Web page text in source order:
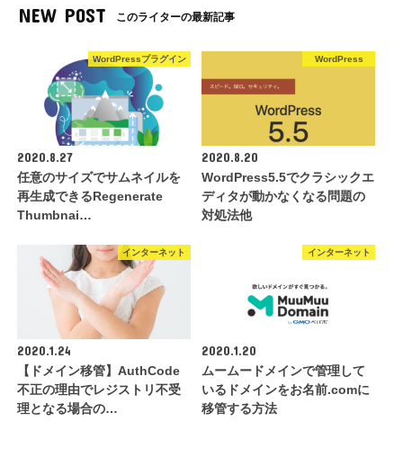
NEW POST このライターの最新記事
WordPressプラグイン
2020.8.27
任意のサイズでサムネイルを
再生成できるRegenerate
Thumbnai…
WordPress
2020.8.20
WordPress5.5でクラシックエ
ディタが動かなくなる問題の
対処法他
インターネット
2020.1.24
【ドメイン移管】AuthCode
不正の理由でレジストリ不受
理となる場合の…
インターネット
2020.1.20
ムームードメインで管理して
いるドメインをお名前.comに
移管する方法